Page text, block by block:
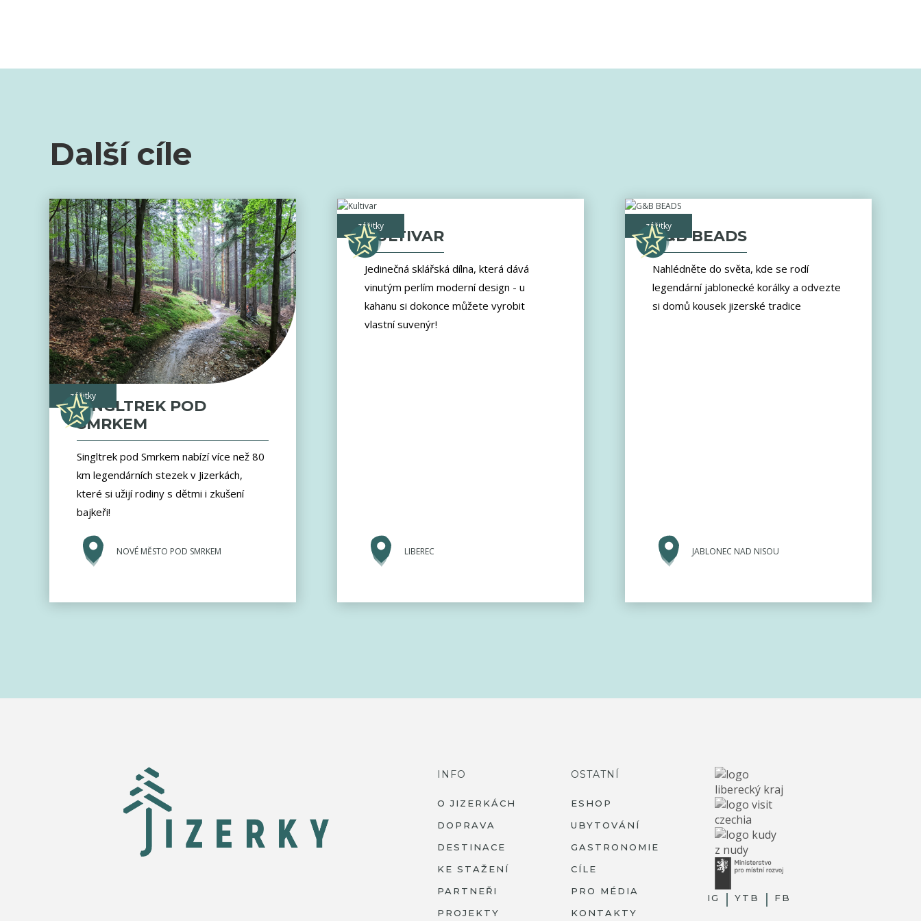
Další cíle
zážitky
SINGLTREK POD
SMRKEM
Singltrek pod Smrkem nabízí více než 80
km legendárních stezek v Jizerkách,
které si užijí rodiny s dětmi i zkušení
bajkeři!
NOVÉ MĚSTO POD SMRKEM
zážitky
KULTIVAR
Jedinečná sklářská dílna, která dává
vinutým perlím moderní design - u
kahanu si dokonce můžete vyrobit
vlastní suvenýr!
LIBEREC
zážitky
G&B BEADS
Nahlédněte do světa, kde se rodí
legendární jablonecké korálky a odvezte
si domů kousek jizerské tradice
JABLONEC NAD NISOU
INFO
O JIZERKÁCH
DOPRAVA
DESTINACE
KE STAŽENÍ
PARTNEŘI
PROJEKTY
OSTATNÍ
ESHOP
UBYTOVÁNÍ
GASTRONOMIE
CÍLE
PRO MÉDIA
KONTAKTY
IG YTB FB